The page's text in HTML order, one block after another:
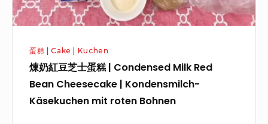
蛋糕 | Cake | Kuchen
煉奶紅豆芝士蛋糕 | Condensed Milk Red
Bean Cheesecake | Kondensmilch-
Käsekuchen mit roten Bohnen